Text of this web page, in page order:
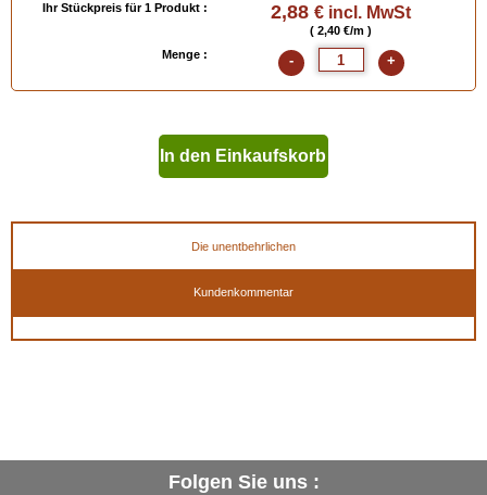
Ihr Stückpreis für 1 Produkt : 2,88 € incl. MwSt
( 2,40 €/m )
Menge :
- +
In den Einkaufskorb
Die unentbehrlichen
Kundenkommentar
Folgen Sie uns :